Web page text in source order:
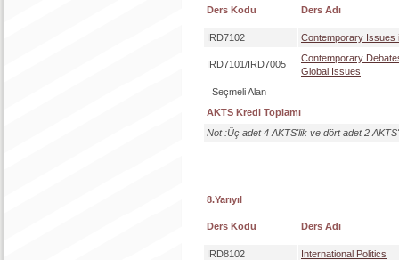
Ders Kodu Ders Adı
IRD7102 Contemporary Issues
IRD7101/IRD7005
Contemporary
Global Issues
Seçmeli Alan
AKTS Kredi Toplamı
Not :Üç adet 4 AKTS'lik ve dört adet 2
8.Yarıyıl
Ders Kodu Ders Adı
IRD8102
International Politics